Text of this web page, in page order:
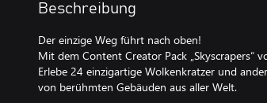
Beschreibung
Der einzige Weg führt nach oben!
Mit dem Content Creator Pack „Skyscrapers“
Erlebe 24 einzigartige Wolkenkratzer und
von berühmten Gebäuden aus aller Welt.